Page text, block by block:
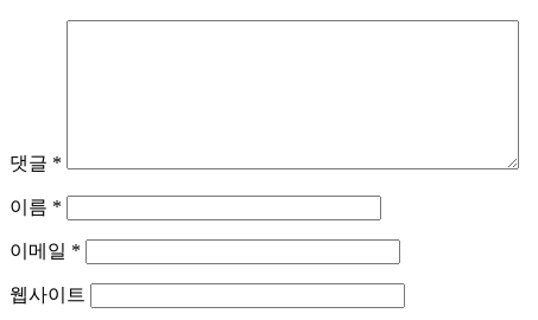
댓글 *
이름 *
이메일 *
웹사이트